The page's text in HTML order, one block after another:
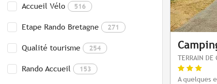
Accueil Vélo 516
Etape Rando Bretagne 271
Qualité tourisme 254
Rando Accueil 153
TERRAIN DE
A quelques